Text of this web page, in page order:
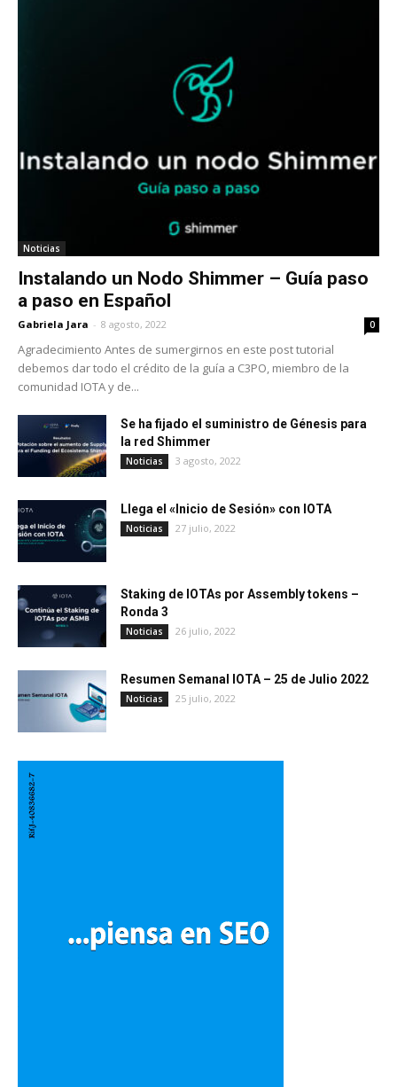
Noticias
Instalando un Nodo Shimmer – Guía paso
a paso en Español
Gabriela Jara - 8 agosto, 2022 0
Agradecimiento Antes de sumergirnos en este post tutorial
debemos dar todo el crédito de la guía a C3PO, miembro de la
comunidad IOTA y de...
Se ha fijado el suministro de Génesis para
la red Shimmer
Noticias 3 agosto, 2022
Llega el «Inicio de Sesión» con IOTA
Noticias 27 julio, 2022
Staking de IOTAs por Assembly tokens –
Ronda 3
Noticias 26 julio, 2022
Resumen Semanal IOTA – 25 de Julio 2022
Noticias 25 julio, 2022